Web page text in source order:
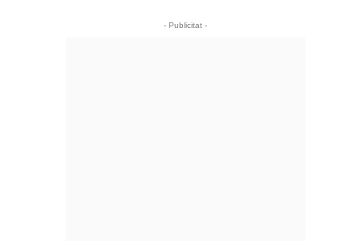
- Publicitat -